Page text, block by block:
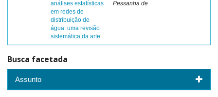
análises estatísticas
em redes de
distribuição de
água: uma revisão
sistemática da arte
Pessanha de
Busca facetada
Assunto